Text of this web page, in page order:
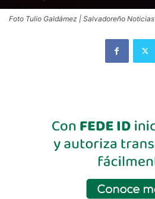
Foto Tulio Galdámez | Salvadoreño Noticias